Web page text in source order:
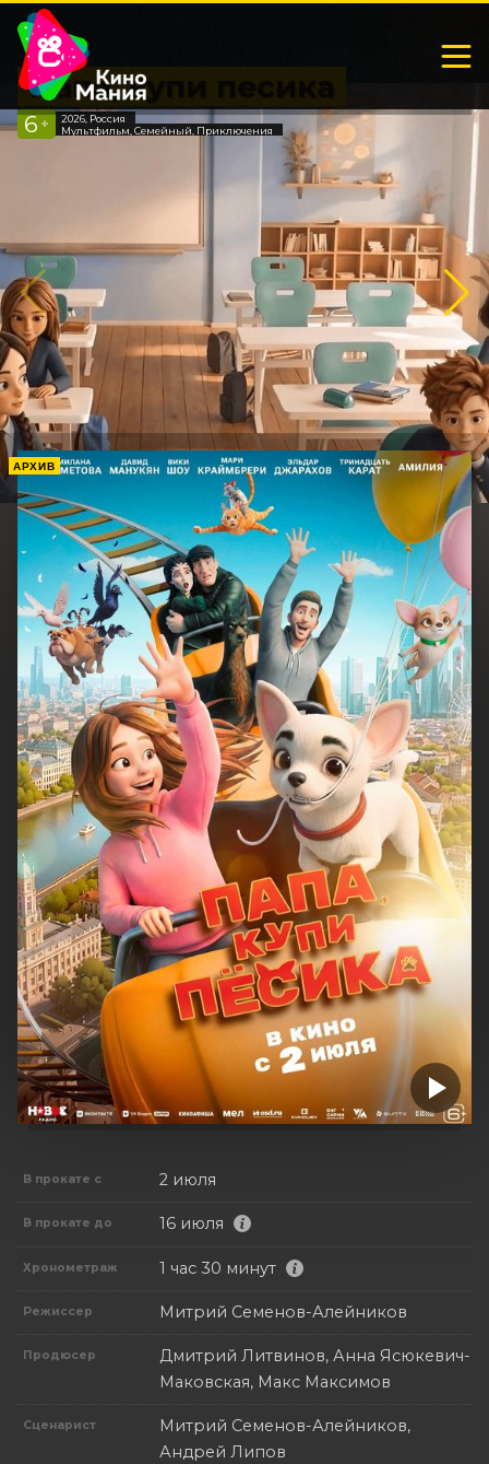
Папа, купи песика
6 +
2026, Россия
Мультфильм, Семейный, Приключения
АРХИВ
В прокате с 2 июля
В прокате до 16 июля
Хронометраж 1 час 30 минут
Режиссер Митрий Семенов-Алейников
Продюсер
Дмитрий Литвинов, Анна Ясюкевич-
Маковская, Макс Максимов
Сценарист
Митрий Семенов-Алейников,
Андрей Липов